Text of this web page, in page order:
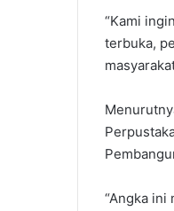
“Kami
terbuka,
“Angka ini